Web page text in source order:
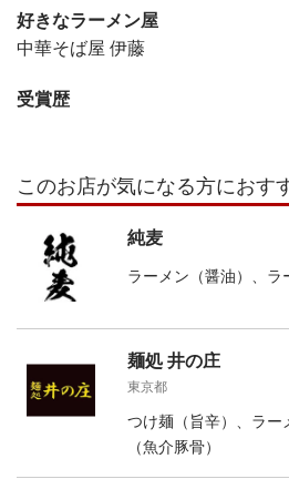
好きなラーメン屋
中華そば屋 伊藤
受賞歴
このお店が気になる方におす
純麦
ラーメン（醤油）、ラ
麺処 井の庄
東京都
つけ麺（旨辛）、ラー
（魚介豚骨）